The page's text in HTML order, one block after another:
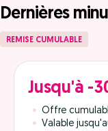
Dernières
REMISE CUMULABLE
Jusqu'à -
Offre
Valable